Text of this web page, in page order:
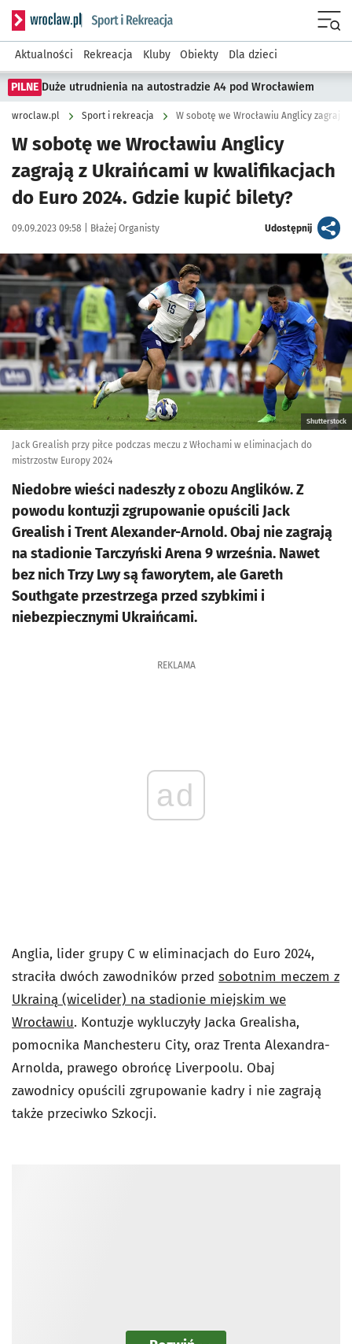
Serwis informacyjny wroclaw.pl podserwis: Sport i rekreacja
Aktualności Rekreacja Kluby Obiekty Dla dzieci
PILNE Duże utrudnienia na autostradzie A4 pod Wrocławiem
wroclaw.pl Sport i rekreacja
W sobotę we Wrocławiu Anglicy
zagrają z Ukraińcami w kwalifikacjach
do Euro 2024. Gdzie kupić bilety?
Data publikacji:
09.09.2023 09:58 | Autor:
Błażej Organisty Udostępnijartykuł
Kliknij, aby powiększyć
Shutterstock
Jack Grealish przy piłce podczas meczu z Włochami w eliminacjach do
mistrzostw Europy 2024
Niedobre wieści nadeszły z obozu Anglików. Z
powodu kontuzji zgrupowanie opuścili Jack
Grealish i Trent Alexander-Arnold. Obaj nie zagrają
na stadionie Tarczyński Arena 9 września. Nawet
bez nich Trzy Lwy są faworytem, ale Gareth
Southgate przestrzega przed szybkimi i
niebezpiecznymi Ukraińcami.
REKLAMA
ad
Anglia, lider grupy C w eliminacjach do Euro 2024,
straciła dwóch zawodników przed sobotnim meczem z
Ukrainą (wicelider) na stadionie miejskim we
Wrocławiu. Kontuzje wykluczyły Jacka Grealisha,
pomocnika Manchesteru City, oraz Trenta Alexandra-
Arnolda, prawego obrońcę Liverpoolu. Obaj
zawodnicy opuścili zgrupowanie kadry i nie zagrają
także przeciwko Szkocji.